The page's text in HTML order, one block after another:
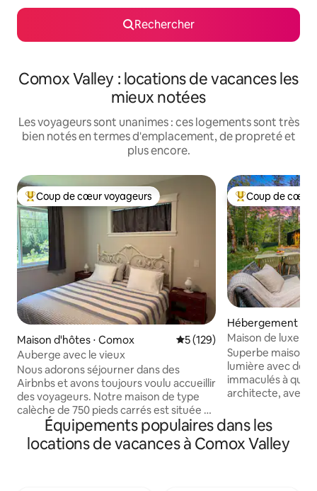
Rechercher
Comox Valley : locations de vacances les
mieux notées
Les voyageurs sont unanimes : ces logements sont très
bien notés en termes d'emplacement, de propreté et
plus encore.
Coups de cœur voyageurs les plus appréciés
Coup de cœur voyageurs
Maison d'hôtes ⋅ Comox Évaluation moyenne sur la
5 (129)
Auberge avec le vieux
Nous adorons séjourner dans des
Airbnbs et avons toujours voulu accueillir
des voyageurs. Notre maison de type
calèche de 750 pieds carrés est située à
quelques minutes de Comox et de la
plage. Nous sommes à 3 km de
l'aéroport et à 40 km du mont
Coups de cœur
Coup de cœur
Hébergement ⋅
Maison de luxe
aérée | 1 min des
Superbe maison
lumière avec des
immaculés à
architecte, avec
plafond donnant
imposants. Profitez de votre immense
cour privée
Équipements populaires dans les
locations de vacances à Comox Valley